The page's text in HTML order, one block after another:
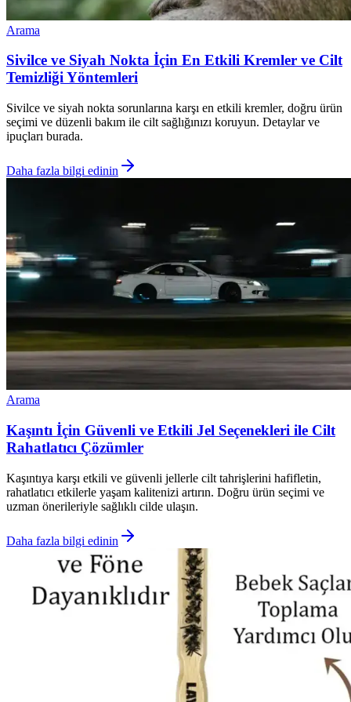
Arama
Sivilce ve Siyah Nokta İçin En Etkili Kremler ve Cilt
Temizliği Yöntemleri
Sivilce ve siyah nokta sorunlarına karşı en etkili kremler, doğru ürün
seçimi ve düzenli bakım ile cilt sağlığınızı koruyun. Detaylar ve
ipuçları burada.
Daha fazla bilgi edinin
Arama
Kaşıntı İçin Güvenli ve Etkili Jel Seçenekleri ile Cilt
Rahatlatıcı Çözümler
Kaşıntıya karşı etkili ve güvenli jellerle cilt tahrişlerini hafifletin,
rahatlatıcı etkilerle yaşam kalitenizi artırın. Doğru ürün seçimi ve
uzman önerileriyle sağlıklı cilde ulaşın.
Daha fazla bilgi edinin